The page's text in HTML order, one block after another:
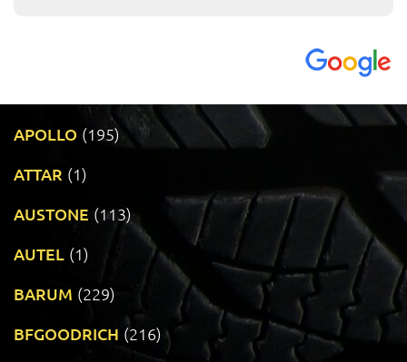
APOLLO (195)
ATTAR (1)
AUSTONE (113)
AUTEL (1)
BARUM (229)
BFGOODRICH (216)